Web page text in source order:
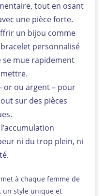
tout en osant
une pièce forte.
un bijou comme
personnalisé
mue rapidement
or ou argent – pour
sur des pièces
ni du trop plein, ni
à chaque femme de
un style unique et